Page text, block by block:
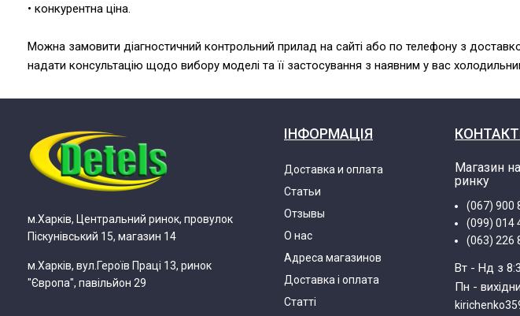
• конкурентна ціна.
Можна замовити діагностичний контрольний прилад на сайті або по телефону з
надати консультацію щодо вибору моделі та її застосування з наявним у вас
м.Харків, Центральний ринок, провулок
Піскунівський 15, магазин 14
м.Харків, вул.Героїв Праці 13, ринок
"Європа", павільйон 29
ІНФОРМАЦІЯ
Доставка и оплата
Статьи
Отзывы
О нас
Адреса магазинов
Доставка і оплата
Статті
Магазин
ринку
(067) 900
(099) 014
(063) 226
Вт - Нд з
Пн -